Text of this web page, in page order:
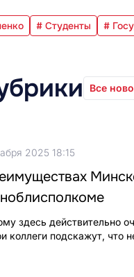
# Студенты #
Все
2025 18:15
здесь действительно
коллеги подскажут, что